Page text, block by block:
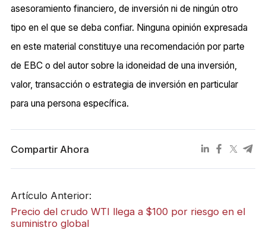
asesoramiento financiero, de inversión ni de ningún otro
tipo en el que se deba confiar. Ninguna opinión expresada
en este material constituye una recomendación por parte
de EBC o del autor sobre la idoneidad de una inversión,
valor, transacción o estrategia de inversión en particular
para una persona específica.
Compartir Ahora
Artículo Anterior:
Precio del crudo WTI llega a $100 por riesgo en el
suministro global